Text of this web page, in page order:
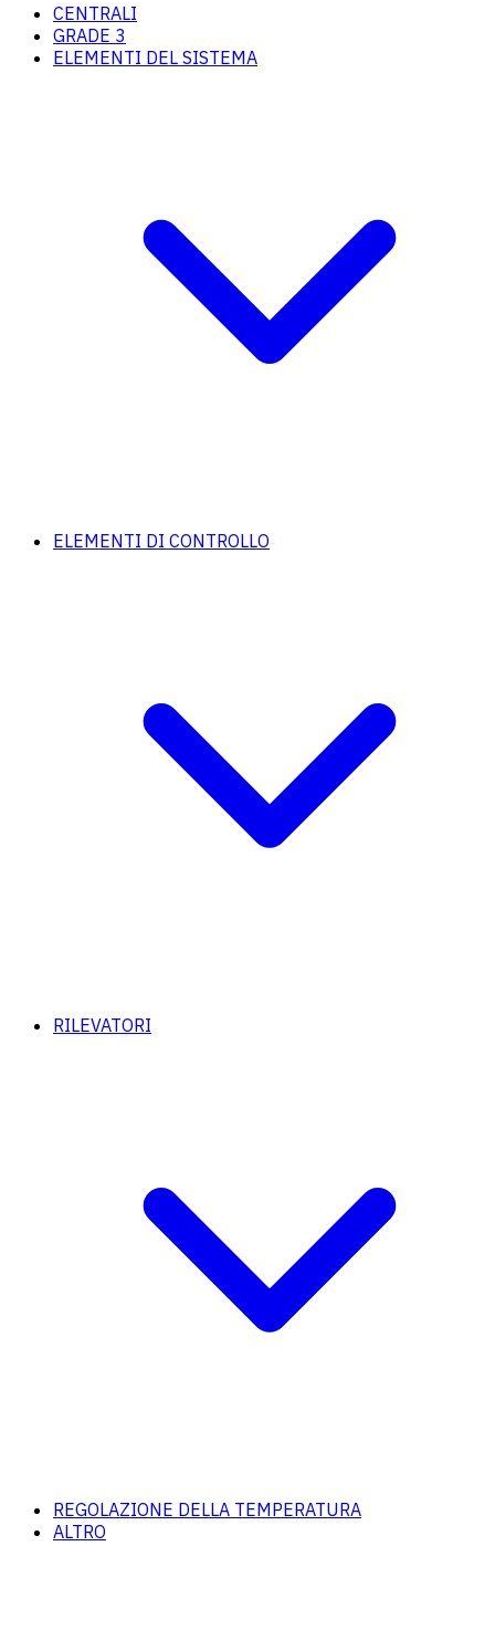
CENTRALI
GRADE 3
ELEMENTI DEL SISTEMA
ELEMENTI DI CONTROLLO
RILEVATORI
REGOLAZIONE DELLA TEMPERATURA
ALTRO